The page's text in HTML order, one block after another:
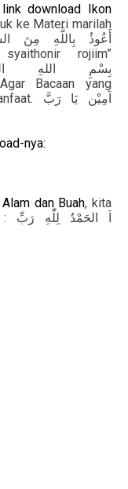
download Ikon
ke Materi marilah
أَعُوذُ بِاللَّهِ مِنَ
rojiim”
بِسْمِ اللهِ
Agar Bacaan yang
آمِيْن يَا
رَبَّ
nya:
dan Buah, kita
:
الحَمْدُ لِلّٰهِ
رَبِّ